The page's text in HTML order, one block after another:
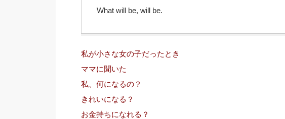
What will be, will be.
私が小さな女の子だったとき
ママに聞いた
私、何になるの？
きれいになる？
お金持ちになれる？